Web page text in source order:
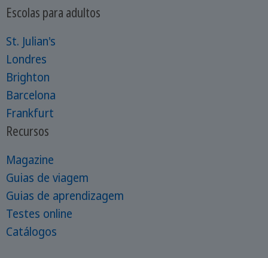
Escolas para adultos
St. Julian's
Londres
Brighton
Barcelona
Frankfurt
Recursos
Magazine
Guias de viagem
Guias de aprendizagem
Testes online
Catálogos